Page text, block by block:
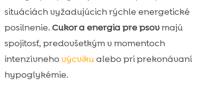
situáciách vyžadujúcich rýchle energetické
posilnenie. Cukor a energia pre psovmajú
spojitosť, predovšetkým v momentoch
intenzívneho výcvikualebo pri prekonávaní
hypoglykémie.